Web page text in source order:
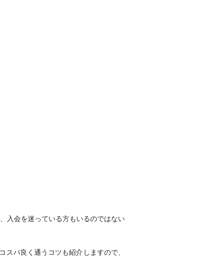
入会を迷っている方もいるのではない
パ良く通うコツも紹介しますので、